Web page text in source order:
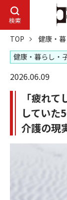
検索
TOP 健康・
健康・暮らし・
2026.06.09
「疲れ
していた
介護の現